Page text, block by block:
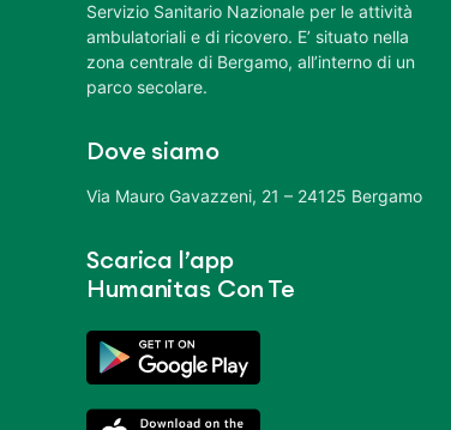
Servizio Sanitario Nazionale per le attività
ambulatoriali e di ricovero. E’ situato nella
zona centrale di Bergamo, all’interno di un
parco secolare.
Dove siamo
Via Mauro Gavazzeni, 21 – 24125 Bergamo
Scarica l’app
Humanitas Con Te